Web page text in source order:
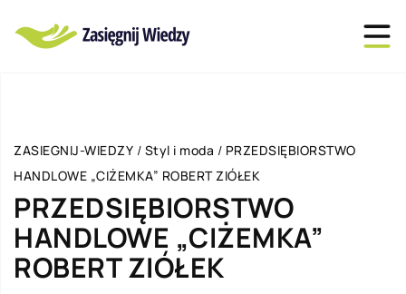
ZASIEGNIJ-WIEDZY / Styl i moda / PRZEDSIĘBIORSTWO
HANDLOWE „CIŻEMKA” ROBERT ZIÓŁEK
PRZEDSIĘBIORSTWO
HANDLOWE „CIŻEMKA”
ROBERT ZIÓŁEK